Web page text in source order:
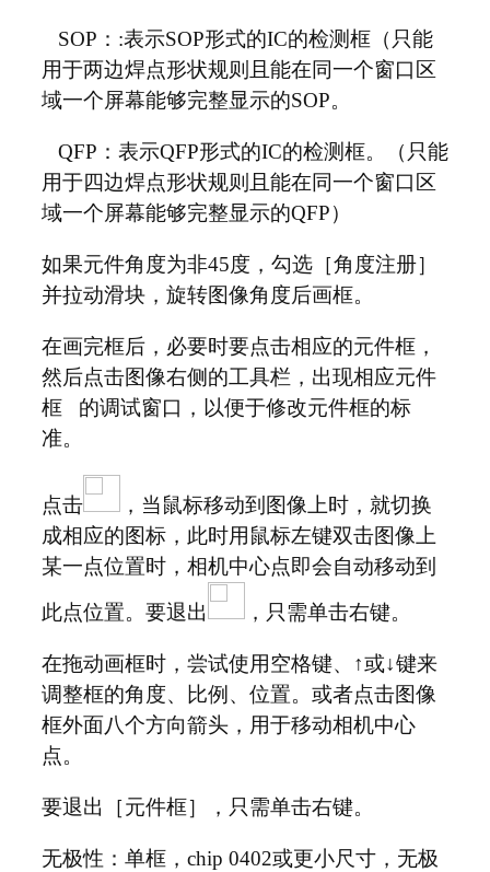
SOP：:表示SOP形式的IC的检测框（只能
用于两边焊点形状规则且能在同一个窗口区
域一个屏幕能够完整显示的SOP。
QFP：表示QFP形式的IC的检测框。（只能
用于四边焊点形状规则且能在同一个窗口区
域一个屏幕能够完整显示的QFP）
如果元件角度为非45度，勾选［角度注册］
并拉动滑块，旋转图像角度后画框。
在画完框后，必要时要点击相应的元件框，
然后点击图像右侧的工具栏，出现相应元件
框 的调试窗口，以便于修改元件框的标
准。
点击
，当鼠标移动到图像上时，就切换
成相应的图标，此时用鼠标左键双击图像上
某一点位置时，相机中心点即会自动移动到
此点位置。要退出
，只需单击右键。
在拖动画框时，尝试使用空格键、↑或↓键来
调整框的角度、比例、位置。或者点击图像
框外面八个方向箭头，用于移动相机中心
点。
要退出［元件框］，只需单击右键。
无极性：单框，chip 0402或更小尺寸，无极